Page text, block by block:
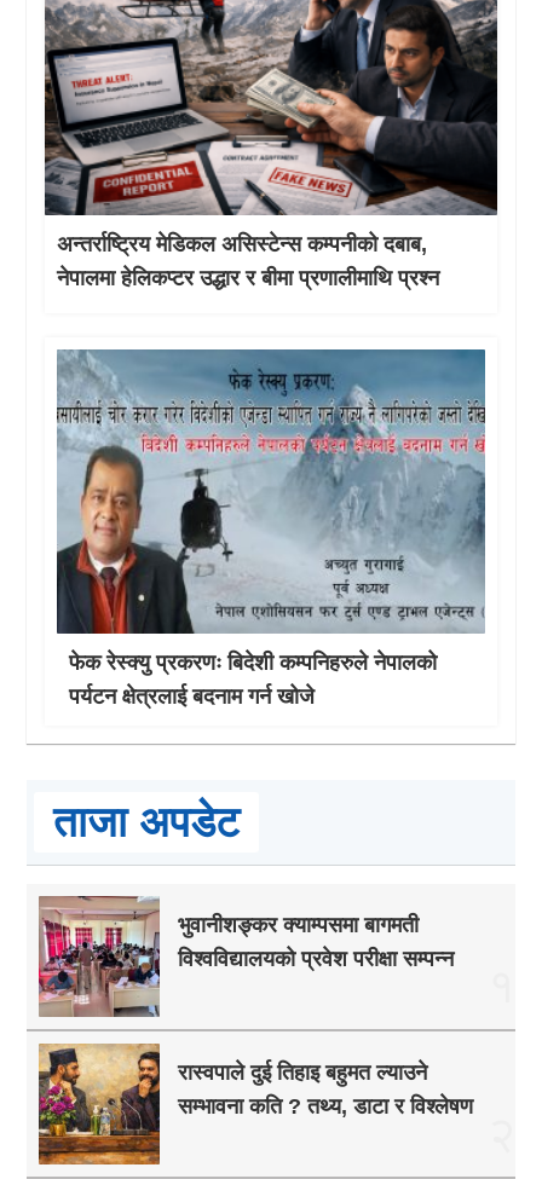
अन्तर्राष्ट्रिय मेडिकल असिस्टेन्स कम्पनीको दबाब,
नेपालमा हेलिकप्टर उद्धार र बीमा प्रणालीमाथि प्रश्न
फेक रेस्क्यु प्रकरणः बिदेशी कम्पनिहरुले नेपालको
पर्यटन क्षेत्रलाई बदनाम गर्न खोजे
ताजा अपडेट
भुवानीशङ्कर क्याम्पसमा बागमती
विश्वविद्यालयको प्रवेश परीक्षा सम्पन्न
रास्वपाले दुई तिहाइ बहुमत ल्याउने
सम्भावना कति ? तथ्य, डाटा र विश्लेषण